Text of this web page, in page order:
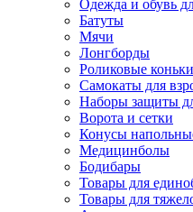
Одежда и обувь
Батуты
Мячи
Лонгборды
Роликовые коньки
Самокаты для
Наборы защиты
Ворота и сетки
Конусы
Медицинболы
Бодибары
Товары для
Товары для